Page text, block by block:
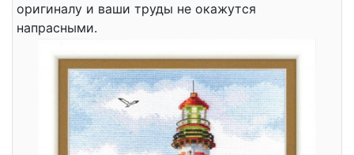
оригиналу и ваши труды не окажутся
напрасными.